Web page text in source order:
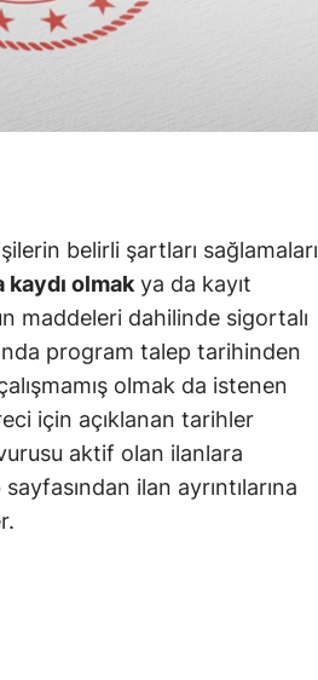
belirli şartları sağlamaları
kaydı olmak ya da kayıt
maddeleri dahilinde sigortalı
program talep tarihinden
olmak da istenen
için açıklanan tarihler
aktif olan ilanlara
ilan ayrıntılarına